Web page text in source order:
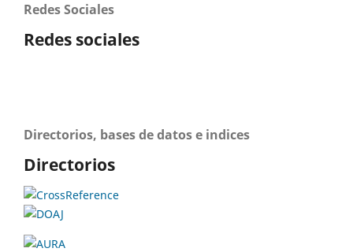
Redes Sociales
Redes sociales
Directorios, bases de datos e indices
Directorios